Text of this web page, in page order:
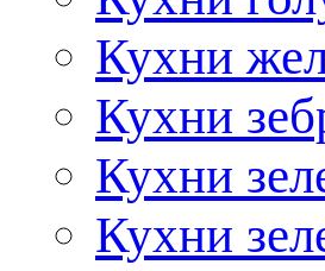
Кухни
Кухни
Кухни
Кухни